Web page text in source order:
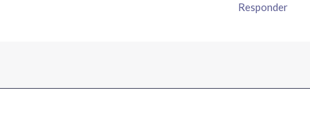
Responder